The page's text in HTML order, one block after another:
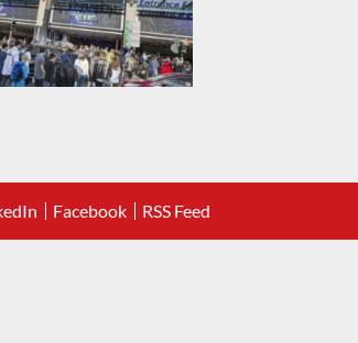
Facebook RSS Feed